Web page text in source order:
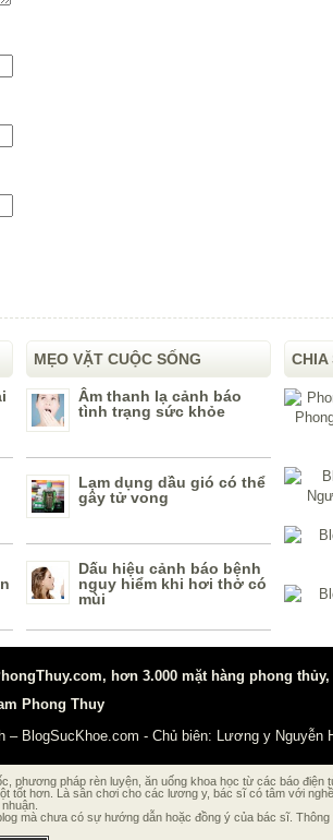
MẸO VẶT CUỘC SỐNG
Âm thanh lạ cảnh báo
tình trạng sức khỏe
Lạm dụng dầu gió có thể
gây tử vong
Dấu hiệu cảnh báo bệnh
nguy hiểm khi hơi thở có
mùi
CHIA
hơn 3.000 mặt hàng phong
BlogSucKhoe.com - Chủ biên: Lương y Nguyễn
pháp rèn luyện, ăn uống khoa học từ các báo điện
hơn. Là sân chơi cho các lương y, bác sĩ có tâm với
nhuận.
mà chưa có sự hướng dẫn hoặc đồng ý của bác sĩ. Thông